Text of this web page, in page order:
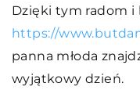
Dzięki tym radom i
https://
panna młoda
wyjątkowy dzień.